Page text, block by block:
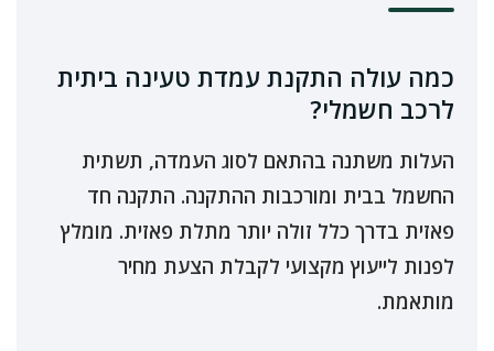
כמה עולה התקנת עמדת טעינה ביתית
לרכב חשמלי?
העלות משתנה בהתאם לסוג העמדה, תשתית
החשמל בבית ומורכבות ההתקנה. התקנה חד
פאזית בדרך כלל זולה יותר מתלת פאזית. מומלץ
לפנות לייעוץ מקצועי לקבלת הצעת מחיר
מותאמת.